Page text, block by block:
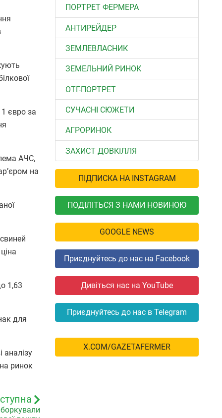
євро за
АЧС,
на
1,63
для
аналізу
ринок
ПОРТРЕТ ФЕРМЕРА
АНТИРЕЙДЕР
ЗЕМЛЕВЛАСНИК
ЗЕМЕЛЬНИЙ РИНОК
ОТГ-ПОРТРЕТ
СУЧАСНІ СЮЖЕТИ
АГРОРИНОК
ЗАХИСТ ДОВКІЛЛЯ
ПІДПИСКА НА INSTAGRAM
ПОДІЛІТЬСЯ З НАМИ НОВИНОЮ
GOOGLE NEWS
Приєднуйтесь до нас на Facebook
Дивіться нас на YouTube
Приєднуйтесь до нас в Telegram
X.COM/GAZETAFERMER